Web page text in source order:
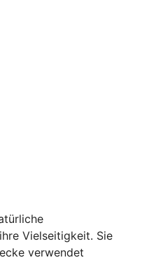
Vielseitigkeit. Sie
verwendet